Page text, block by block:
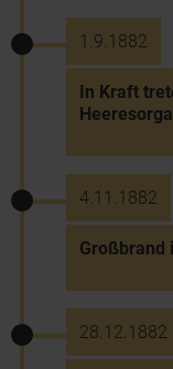
1.9.1882
In Kraft
4.11.1882
Großbrand